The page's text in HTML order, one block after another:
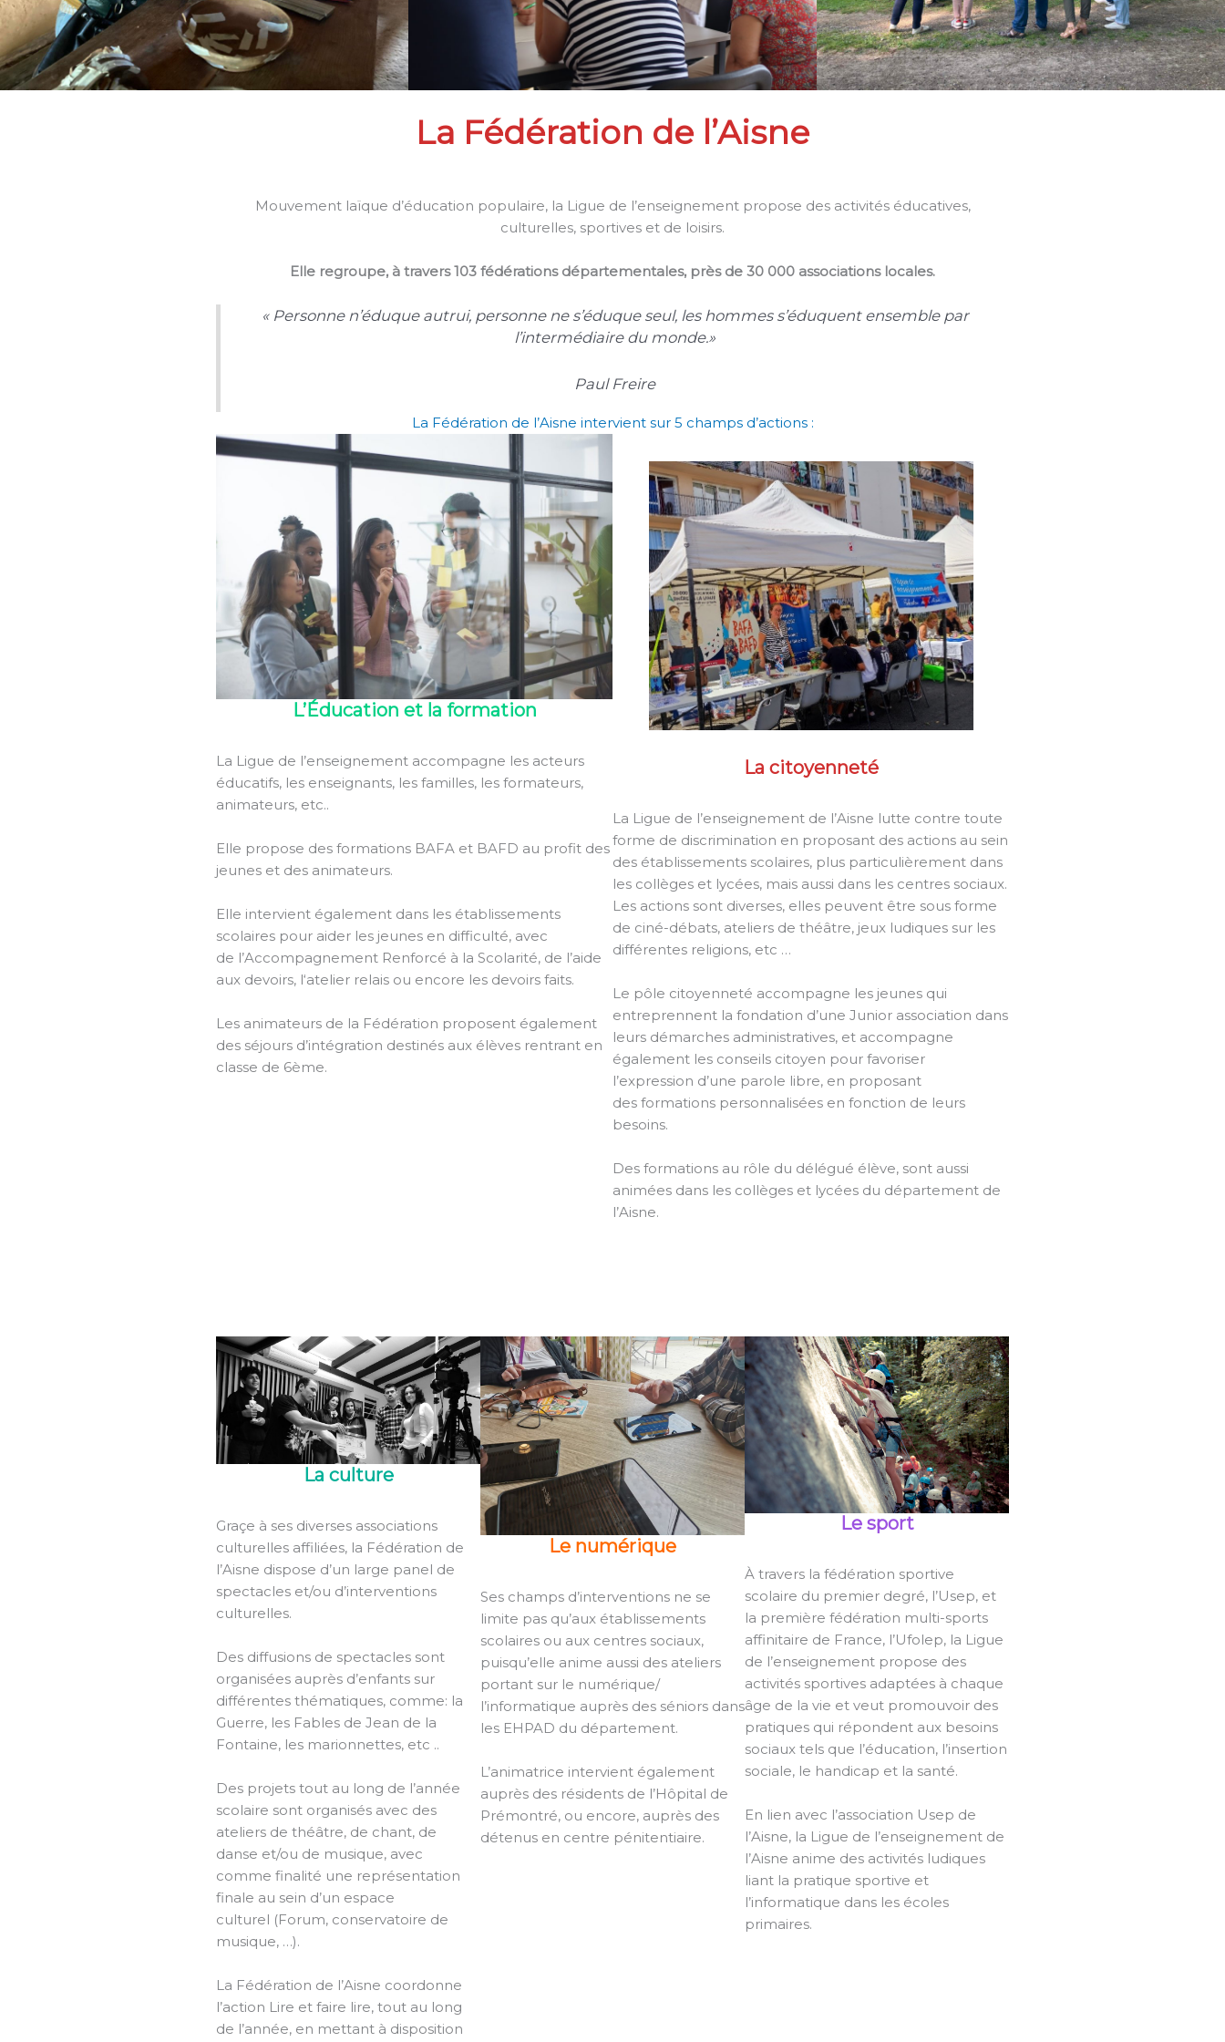
La Fédération de l’Aisne
Mouvement laïque d’éducation populaire, la Ligue de l’enseignement propose des activités éducatives,
culturelles, sportives et de loisirs.
Elle regroupe, à travers 103 fédérations départementales, près de 30 000 associations locales.
« Personne n’éduque autrui, personne ne s’éduque seul, les hommes s’éduquent ensemble par
l’intermédiaire du monde.»
Paul Freire
La Fédération de l’Aisne intervient sur 5 champs d’actions :
L’Éducation et la formation
La Ligue de l’enseignement accompagne les acteurs
éducatifs, les enseignants, les familles, les formateurs,
animateurs, etc..
Elle propose des formations BAFA et BAFD au profit des
jeunes et des animateurs.
Elle intervient également dans les établissements
scolaires pour aider les jeunes en difficulté, avec
de l’Accompagnement Renforcé à la Scolarité, de l’aide
aux devoirs, l‘atelier relais ou encore les devoirs faits.
Les animateurs de la Fédération proposent également
des séjours d’intégration destinés aux élèves rentrant en
classe de 6ème.
La citoyenneté
La Ligue de l’enseignement de l’Aisne lutte contre toute
forme de discrimination en proposant des actions au sein
des établissements scolaires, plus particulièrement dans
les collèges et lycées, mais aussi dans les centres sociaux.
Les actions sont diverses, elles peuvent être sous forme
de ciné-débats, ateliers de théâtre, jeux ludiques sur les
différentes religions, etc …
Le pôle citoyenneté accompagne les jeunes qui
entreprennent la fondation d’une Junior association dans
leurs démarches administratives, et accompagne
également les conseils citoyen pour favoriser
l’expression d’une parole libre, en proposant
des formations personnalisées en fonction de leurs
besoins.
Des formations au rôle du délégué élève, sont aussi
animées dans les collèges et lycées du département de
l’Aisne.
La culture
Graçe à ses diverses associations
culturelles affiliées, la Fédération de
l’Aisne dispose d’un large panel de
spectacles et/ou d’interventions
culturelles.
Des diffusions de spectacles sont
organisées auprès d’enfants sur
différentes thématiques, comme: la
Guerre, les Fables de Jean de la
Fontaine, les marionnettes, etc ..
Des projets tout au long de l’année
scolaire sont organisés avec des
ateliers de théâtre, de chant, de
danse et/ou de musique, avec
comme finalité une représentation
finale au sein d’un espace
culturel (Forum, conservatoire de
musique, …).
La Fédération de l’Aisne coordonne
l’action Lire et faire lire, tout au long
de l’année, en mettant à disposition
Le numérique
Ses champs d’interventions ne se
limite pas qu’aux établissements
scolaires ou aux centres sociaux,
puisqu’elle anime aussi des ateliers
portant sur le numérique/
l’informatique auprès des séniors dans
les EHPAD du département.
L’animatrice intervient également
auprès des résidents de l’Hôpital de
Prémontré, ou encore, auprès des
détenus en centre pénitentiaire.
Le sport
À travers la fédération sportive
scolaire du premier degré, l’Usep, et
la première fédération multi-sports
affinitaire de France, l’Ufolep, la Ligue
de l’enseignement propose des
activités sportives adaptées à chaque
âge de la vie et veut promouvoir des
pratiques qui répondent aux besoins
sociaux tels que l’éducation, l’insertion
sociale, le handicap et la santé.
En lien avec l’association Usep de
l’Aisne, la Ligue de l’enseignement de
l’Aisne anime des activités ludiques
liant la pratique sportive et
l’informatique dans les écoles
primaires.